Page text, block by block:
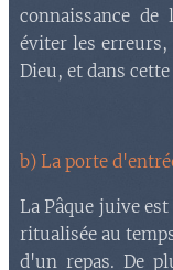
connaissance
éviter les erreurs,
Dieu, et dans
b) La porte
La Pâque juive
ritualisée au
d'un repas. De